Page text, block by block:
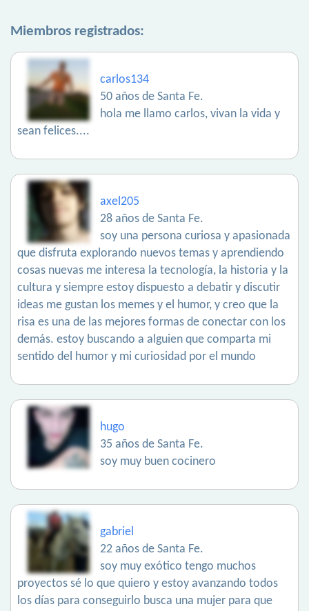
Miembros registrados:
carlos134
50 años de Santa Fe.
hola me llamo carlos, vivan la vida y
sean felices....
axel205
28 años de Santa Fe.
soy una persona curiosa y apasionada
que disfruta explorando nuevos temas y aprendiendo
cosas nuevas me interesa la tecnología, la historia y la
cultura y siempre estoy dispuesto a debatir y discutir
ideas me gustan los memes y el humor, y creo que la
risa es una de las mejores formas de conectar con los
demás. estoy buscando a alguien que comparta mi
sentido del humor y mi curiosidad por el mundo
hugo
35 años de Santa Fe.
soy muy buen cocinero
gabriel
22 años de Santa Fe.
soy muy exótico tengo muchos
proyectos sé lo que quiero y estoy avanzando todos
los días para conseguirlo busca una mujer para que